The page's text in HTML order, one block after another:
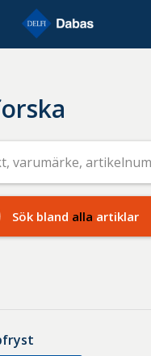
Sök
efter
livsmedel
på
t.ex.
produkt,
varumärke,
artikelnummer,
Sök bland alla artiklar